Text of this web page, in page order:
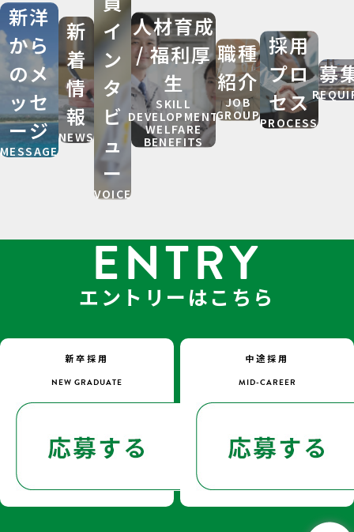
新洋
から
のメ
ッセ
ージ
MESSAGE
新
着
情
報
NEWS
イ
ン
タ
ビ
ュ
ー
VOICE
人材育成
/ 福利厚
生
SKILL
DEVELOPMENT
WELFARE
BENEFITS
職種
紹介
JOB
GROUP
採用
プロ
セス
PROCESS
募
ENTRY
エントリーはこちら
新卒採用
NEW GRADUATE
中途採用
MID-CAREER